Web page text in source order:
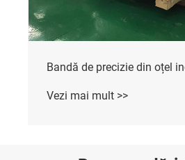
Bandă de precizie din oțel
Vezi mai mult >>